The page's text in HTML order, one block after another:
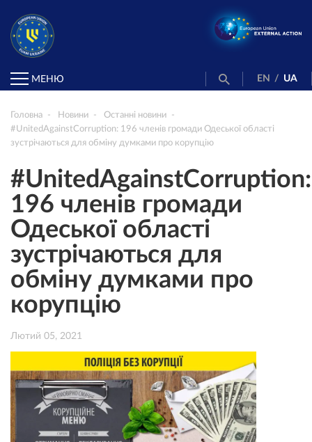
МЕНЮ EN / UA
Головна Новини
Останні новини
#UnitedAgainstCorruption: 196 членів громади Одеської області
зустрічаються для обміну думками про корупцію
#UnitedAgainstCorruption:
196 членів громади
Одеської області
зустрічаються для
обміну думками про
корупцію
Лютий 05, 2021